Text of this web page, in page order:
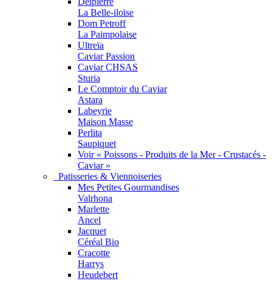
La Belle-iloise
Dom Petroff
La Paimpolaise
Ultreïa
Caviar Passion
Caviar CHSAS
Sturia
Le Comptoir du Caviar
Astara
Labeyrie
Maison Masse
Perlita
Saupiquet
Voir « Poissons - Produits de la Mer - Crustacés -
Caviar »
Patisseries & Viennoiseries
Mes Petites Gourmandises
Valrhona
Marlette
Ancel
Jacquet
Céréal Bio
Cracotte
Harrys
Heudebert